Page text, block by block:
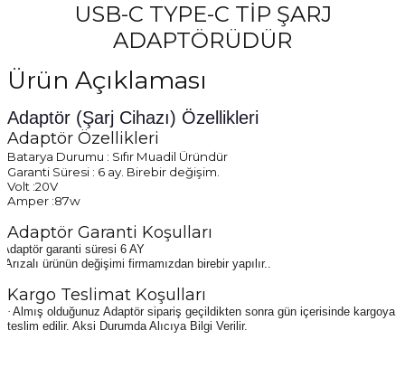
USB-C TYPE-C TİP ŞARJ
ADAPTÖRÜDÜR
Ürün Açıklaması
Adaptör (Şarj Cihazı) Özellikleri
Adaptör Özellikleri
Batarya Durumu : Sıfır Muadil Üründür
Garanti Süresi : 6 ay. Birebir değişim.
Volt :20V
Amper :87w
Adaptör Garanti Koşulları
Adaptör garanti süresi 6 AY
Arızalı ürünün değişimi firmamızdan birebir yapılır..
Kargo Teslimat Koşulları
Almış olduğunuz Adaptör sipariş geçildikten sonra gün içerisinde kargoya
teslim edilir. Aksi Durumda Alıcıya Bilgi Verilir.